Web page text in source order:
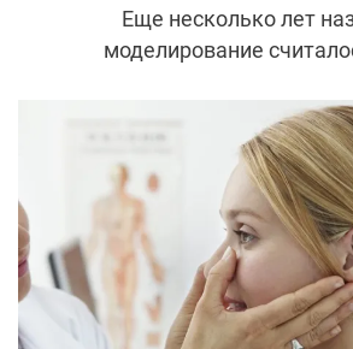
Еще несколько лет
моделирование
ринопластике. Пациенту
предполагаемый результат,
в разных плоскостях и
ощущение, что будущую
можно рассчитать с
Сегодня все больше
ринохирургов осознанно
этой практики. Причина